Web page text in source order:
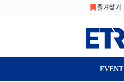
EVENT